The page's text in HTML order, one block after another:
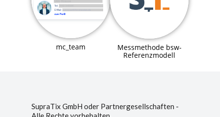
mc_team
Messmethode bsw-
Referenzmodell
SupraTix GmbH oder Partnergesellschaften -